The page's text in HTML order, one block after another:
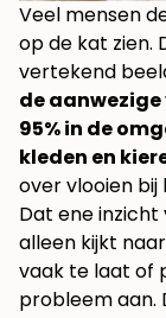
Veel mensen
op de kat zien.
vertekend
de
95% in de
kleden en
over vlooien bij
Dat ene
alleen kijkt
vaak te laat of
probleem aan.